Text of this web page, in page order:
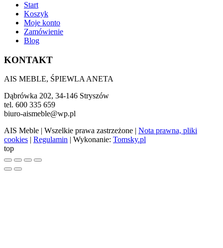
Start
Koszyk
Moje konto
Zamówienie
Blog
KONTAKT
AIS MEBLE, ŚPIEWLA ANETA
Dąbrówka 202, 34-146 Stryszów
tel. 600 335 659
biuro-aismeble@wp.pl
AIS Meble
| Wszelkie prawa zastrzeżone | Nota prawna, pliki
cookies
Regulamin | Wykonanie: Tomsky.pl
top